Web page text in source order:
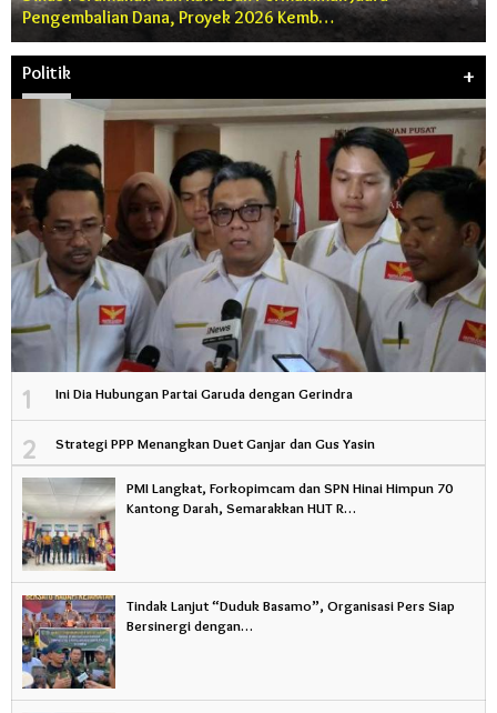
Pengembalian Dana, Proyek 2026 Kemb…
Politik +
1 Ini Dia Hubungan Partai Garuda dengan Gerindra
2 Strategi PPP Menangkan Duet Ganjar dan Gus Yasin
PMI Langkat, Forkopimcam dan SPN Hinai Himpun 70
Kantong Darah, Semarakkan HUT R…
Tindak Lanjut “Duduk Basamo”, Organisasi Pers Siap
Bersinergi dengan…